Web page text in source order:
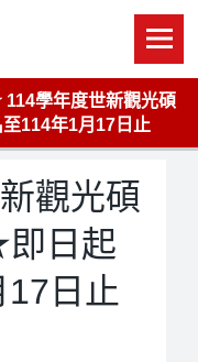
學年度世新觀光碩
114年1月17日止
觀光碩
日起
日止